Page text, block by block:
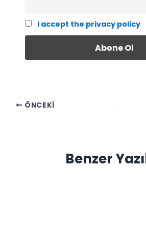
I accept the privacy policy
ÖNCEKI
Benzer